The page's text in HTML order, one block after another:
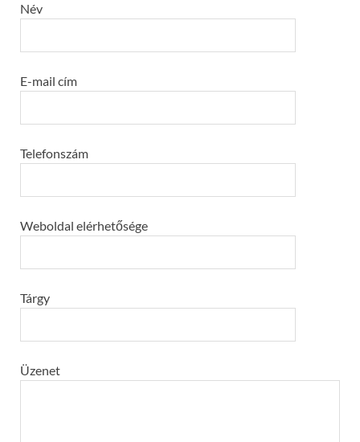
Név
E-mail cím
Telefonszám
Weboldal elérhetősége
Tárgy
Üzenet